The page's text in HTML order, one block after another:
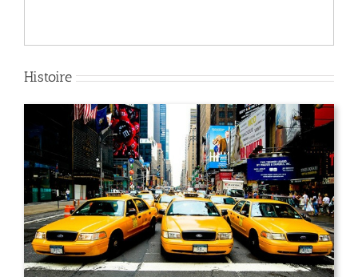
Histoire